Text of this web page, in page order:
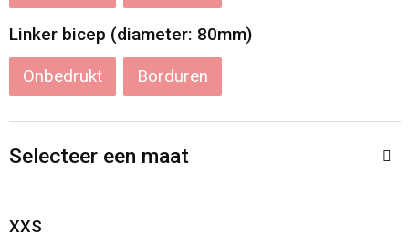
Linker bicep (diameter: 80mm)
Onbedrukt Borduren
Selecteer een maat
XXS